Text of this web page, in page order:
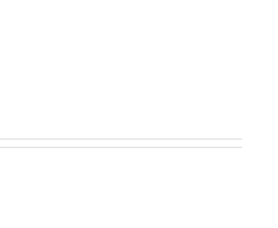
méthode